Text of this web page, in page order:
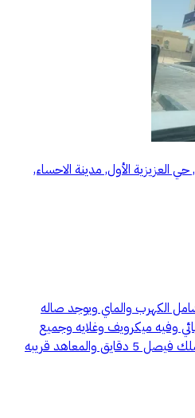
غرفة للإيجار في شارع 5278373, حي العزيزية الأول, مدينة الاحساء,
الكهرب والماي ويوجد صاله
وفيه ميكرويف وغلايه وجميع
الخدمات الموقع قريب جامعه الملك فيصل 5 دقايق والمعاهد قريبه